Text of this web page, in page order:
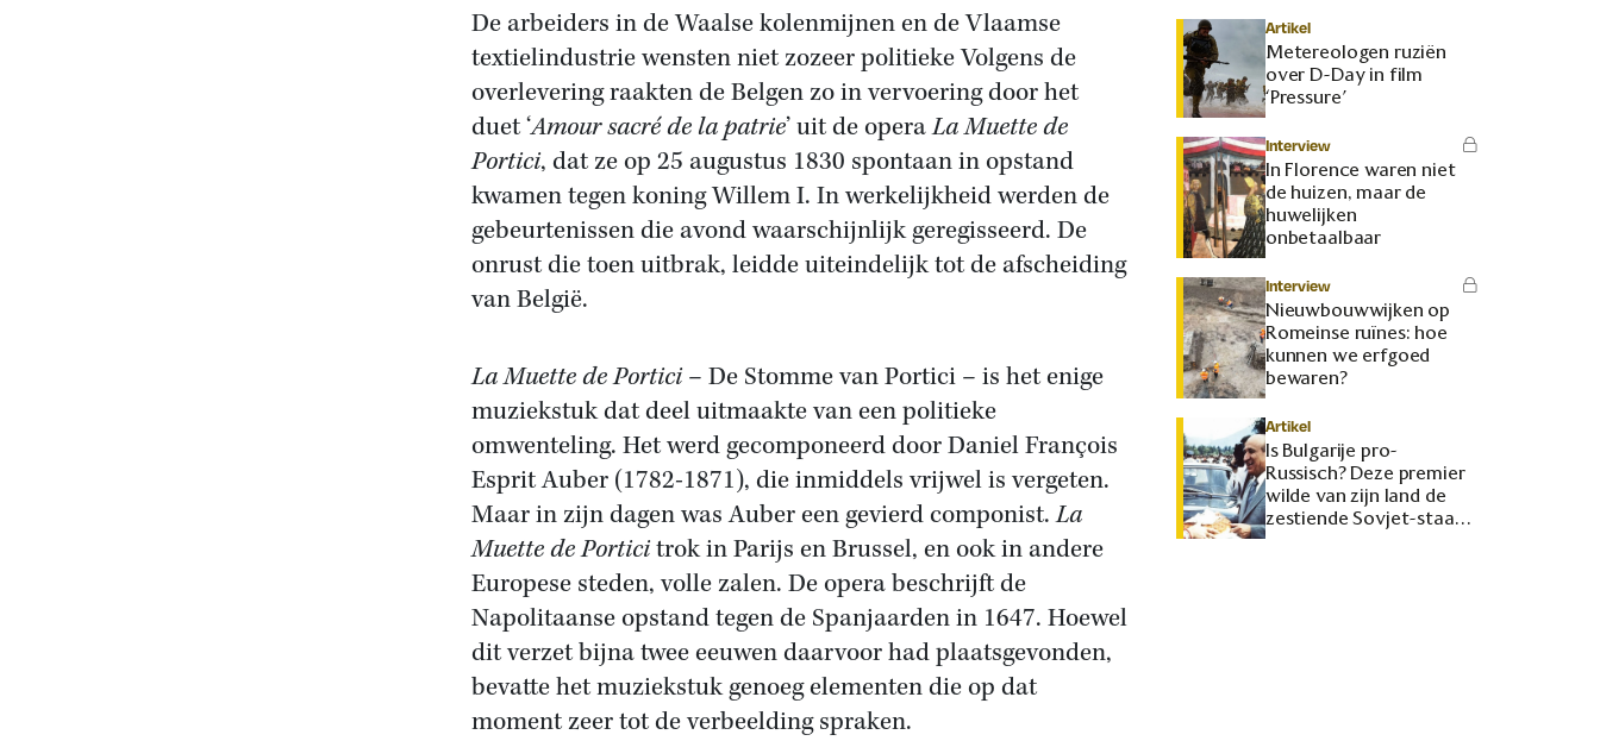
De arbeiders in de Waalse kolenmijnen en de Vlaamse
textielindustrie wensten niet zozeer politieke Volgens de
overlevering raakten de Belgen zo in vervoering door het
duet ‘Amour sacré de la patrie’ uit de operaLa Muette de
Portici, dat ze op 25 augustus 1830 spontaan in opstand
kwamen tegen koning Willem I. In werkelijkheid werden de
gebeurtenissen die avond waarschijnlijk geregisseerd. De
onrust die toen uitbrak, leidde uiteindelijk tot de afscheiding
van België.
La Muette de Portici – De Stomme van Portici – is het enige
muziekstuk dat deel uitmaakte van een politieke
omwenteling. Het werd gecomponeerd door Daniel François
Esprit Auber (1782-1871), die inmiddels vrijwel is vergeten.
Maar in zijn dagen was Auber een gevierd componist.La
Muette de Porticitrok in Parijs en Brussel, en ook in andere
Europese steden, volle zalen. De opera beschrijft de
Napolitaanse opstand tegen de Spanjaarden in 1647. Hoewel
dit verzet bijna twee eeuwen daarvoor had plaatsgevonden,
bevatte het muziekstuk genoeg elementen die op dat
moment zeer tot de verbeelding spraken.
Artikel
Metereologen ruziën
over D-Day in film
‘Pressure’
Interview
In Florence waren niet
de huizen, maar de
huwelijken
onbetaalbaar
Interview
Nieuwbouwwijken op
Romeinse ruïnes: hoe
kunnen we erfgoed
bewaren?
Artikel
Is Bulgarije pro-
Russisch? Deze premier
wilde van zijn land de
zestiende Sovjet-staat
maken